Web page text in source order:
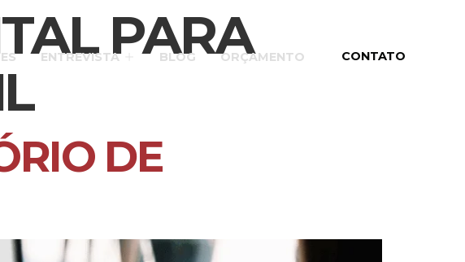
ENTREVISTA BLOG ORÇAMENTO CONTATO
PARA
DE